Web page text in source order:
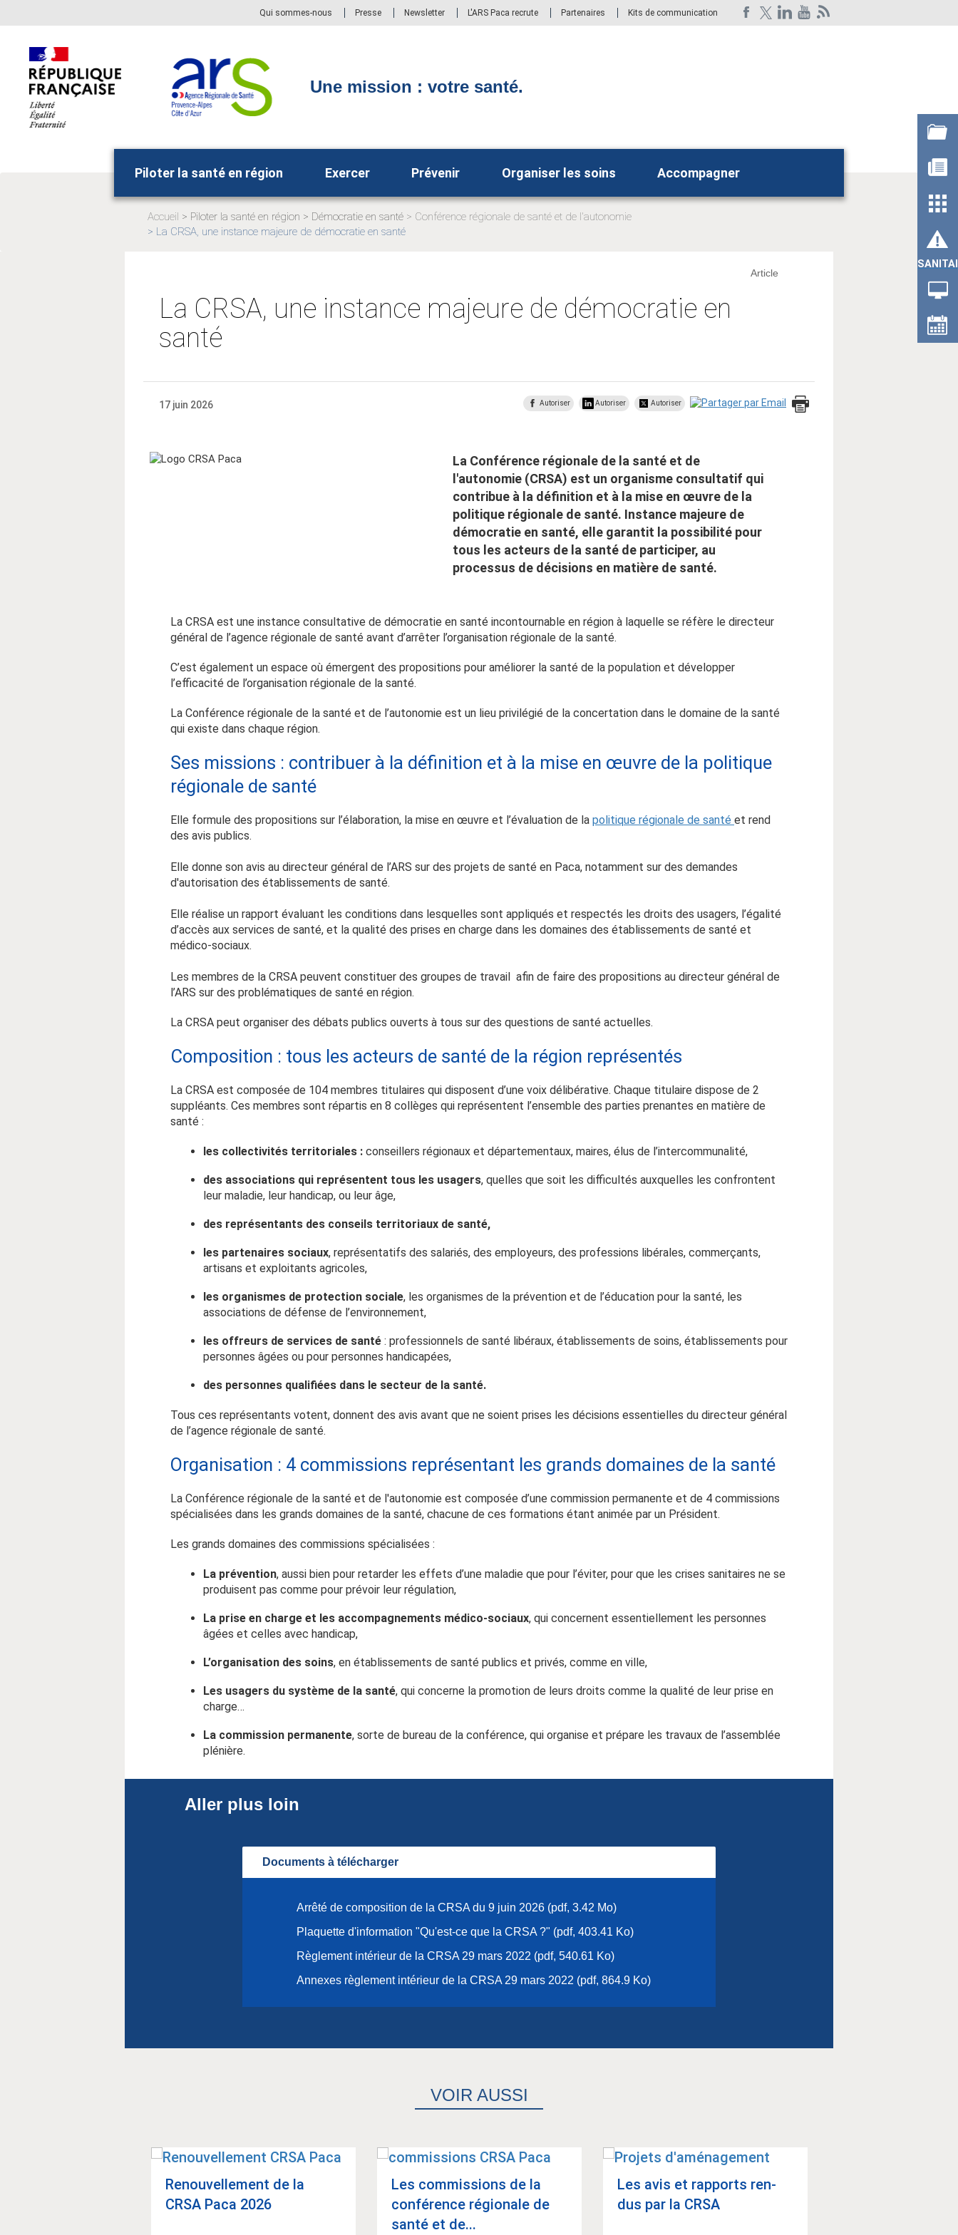
principal,
Qui sommes-nous Presse Newsletter L'ARS Paca recrute Partenaires Kits de communication
Une mission : votre santé.
Piloter la santé en région Exercer Prévenir Organiser les soins Accompagner
Accueil
Page
Piloter la santé en région
Page
Démocratie en santé Conférence régionale de santé et de l'autonomie
La CRSA, une instance majeure de démocratie en santé
La CRSA, une instance majeure de démocratie en
santé
Article
17 juin 2026 Autoriser Autoriser Autoriser
La Conférence régionale de la santé et de
l'autonomie (CRSA) est un organisme consultatif qui
contribue à la définition et à la mise en œuvre de la
politique régionale de santé. Instance majeure de
démocratie en santé, elle garantit la possibilité pour
tous les acteurs de la santé de participer, au
processus de décisions en matière de santé.
La CRSA est une instance consultative de démocratie en santé incontournable en région à laquelle se réfère le directeur
général de l’agence régionale de santé avant d’arrêter l’organisation régionale de la santé.
C’est également un espace où émergent des propositions pour améliorer la santé de la population et développer
l’efficacité de l’organisation régionale de la santé.
La Conférence régionale de la santé et de l’autonomie est un lieu privilégié de la concertation dans le domaine de la santé
qui existe dans chaque région.
Ses missions : contribuer à la définition et à la mise en œuvre de la politique
régionale de santé
Elle formule des propositions sur l’élaboration, la mise en œuvre et l’évaluation de la politique régionale de santé et rend
des avis publics.
Elle donne son avis au directeur général de l’ARS sur des projets de santé en Paca, notamment sur des demandes
d'autorisation des établissements de santé.
Elle réalise un rapport évaluant les conditions dans lesquelles sont appliqués et respectés les droits des usagers, l’égalité
d’accès aux services de santé, et la qualité des prises en charge dans les domaines des établissements de santé et
médico-sociaux.
Les membres de la CRSA peuvent constituer des groupes de travail afin de faire des propositions au directeur général de
l’ARS sur des problématiques de santé en région.
La CRSA peut organiser des débats publics ouverts à tous sur des questions de santé actuelles.
Composition : tous les acteurs de santé de la région représentés
La CRSA est composée de 104 membres titulaires qui disposent d’une voix délibérative. Chaque titulaire dispose de 2
suppléants. Ces membres sont répartis en 8 collèges qui représentent l’ensemble des parties prenantes en matière de
santé :
les collectivités territoriales : conseillers régionaux et départementaux, maires, élus de l’intercommunalité,
des associations qui représentent tous les usagers, quelles que soit les difficultés auxquelles les confrontent
leur maladie, leur handicap, ou leur âge,
des représentants des conseils territoriaux de santé,
les partenaires sociaux, représentatifs des salariés, des employeurs, des professions libérales, commerçants,
artisans et exploitants agricoles,
les organismes de protection sociale, les organismes de la prévention et de l’éducation pour la santé, les
associations de défense de l’environnement,
les offreurs de services de santé : professionnels de santé libéraux, établissements de soins, établissements pour
personnes âgées ou pour personnes handicapées,
des personnes qualifiées dans le secteur de la santé.
Tous ces représentants votent, donnent des avis avant que ne soient prises les décisions essentielles du directeur général
de l’agence régionale de santé.
Organisation : 4 commissions représentant les grands domaines de la santé
La Conférence régionale de la santé et de l'autonomie est composée d’une commission permanente et de 4 commissions
spécialisées dans les grands domaines de la santé, chacune de ces formations étant animée par un Président.
Les grands domaines des commissions spécialisées :
La prévention, aussi bien pour retarder les effets d’une maladie que pour l’éviter, pour que les crises sanitaires ne se
produisent pas comme pour prévoir leur régulation,
La prise en charge et les accompagnements médico-sociaux, qui concernent essentiellement les personnes
âgées et celles avec handicap,
L’organisation des soins, en établissements de santé publics et privés, comme en ville,
Les usagers du système de la santé, qui concerne la promotion de leurs droits comme la qualité de leur prise en
charge…
La commission permanente, sorte de bureau de la conférence, qui organise et prépare les travaux de l’assemblée
plénière.
Aller plus loin
Documents à télécharger
Arrêté de composition de la CRSA du 9 juin 2026 (pdf, 3.42 Mo)
Plaquette d'information "Qu'est-ce que la CRSA ?" (pdf, 403.41 Ko)
Règlement intérieur de la CRSA 29 mars 2022 (pdf, 540.61 Ko)
Annexes règlement intérieur de la CRSA 29 mars 2022 (pdf, 864.9 Ko)
VOIR AUSSI
Renou­vel­le­ment de la
CRSA Paca 2026
Les com­mis­sions de la
confé­rence régio­nale de
santé et de...
Les avis et rap­ports ren­
dus par la CRSA